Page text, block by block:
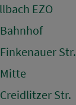
EZO
Str.
Str.